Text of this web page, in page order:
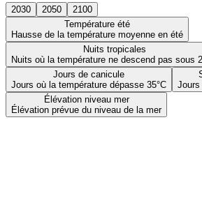
2030 2050
2100
Température été
Hausse de la température moyenne en été
Nuits tropicales
Nuits où la température ne descend pas sous
Jours de canicule
Jours où la température dépasse 35°C
Élévation niveau mer
Élévation prévue du niveau de la mer